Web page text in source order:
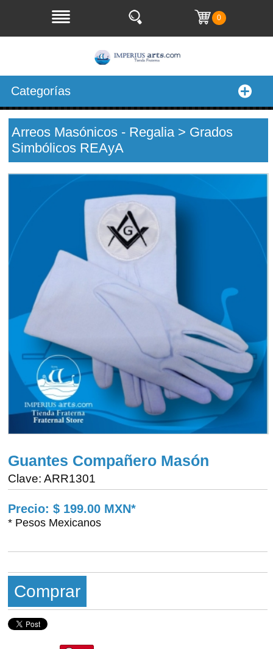
0
Categorías
Arreos Masónicos - Regalia > Grados
Simbólicos REAyA
Guantes Compañero Masón
Clave: ARR1301
Precio: $ 199.00 MXN*
* Pesos Mexicanos
Comprar